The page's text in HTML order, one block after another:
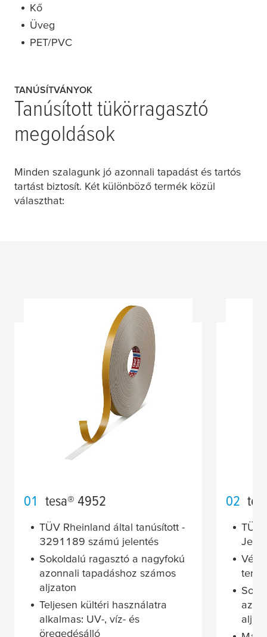
Kő
Üveg
PET/PVC
TANÚSÍTVÁNYOK
Tanúsított tükörragasztó
megoldások
Minden szalagunk jó azonnali tapadást és tartós
tartást biztosít. Két különböző termék közül
választhat:
01 tesa® 4952
TÜV Rheinland által tanúsított -
3291189 számú jelentés
Sokoldalú ragasztó a nagyfokú
azonnali tapadáshoz számos
aljzaton
Teljesen kültéri használatra
alkalmas: UV-, víz- és
öregedésálló
02
TÜV